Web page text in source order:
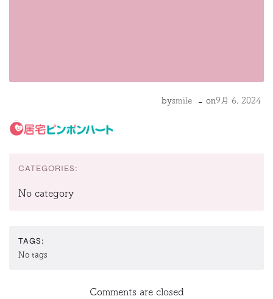
bysmile - on9月 6, 2024
CATEGORIES:
No category
TAGS:
No tags
Comments are closed